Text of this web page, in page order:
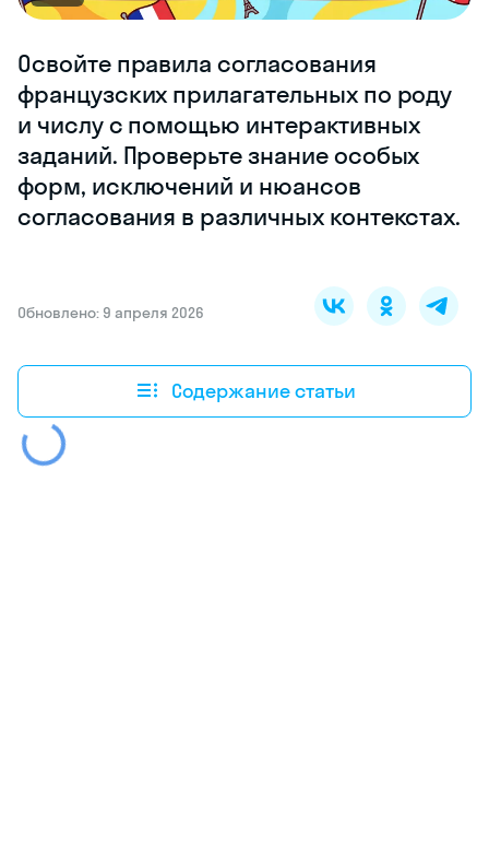
Освойте правила согласования
французских прилагательных по роду
и числу с помощью интерактивных
заданий. Проверьте знание особых
форм, исключений и нюансов
согласования в различных контекстах.
Обновлено: 9 апреля 2026
Содержание статьи